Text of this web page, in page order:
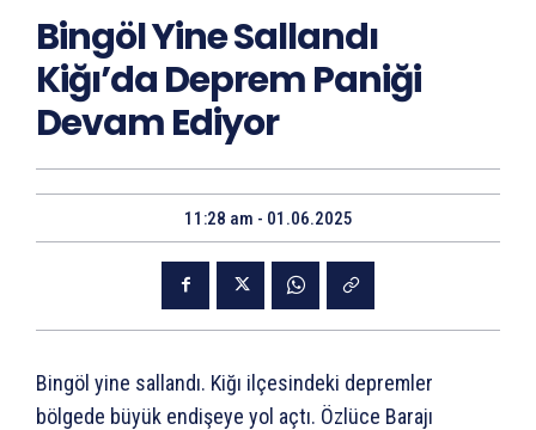
Bingöl Yine Sallandı
Kiğı’da Deprem Paniği
Devam Ediyor
11:28 am - 01.06.2025
Bingöl yine sallandı. Kiğı ilçesindeki depremler
bölgede büyük endişeye yol açtı. Özlüce Barajı